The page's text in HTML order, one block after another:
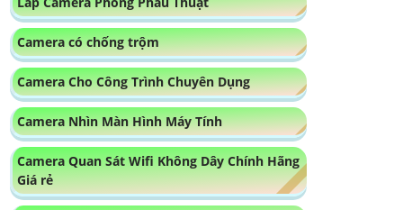
Camera có chống trộm
Camera Cho Công Trình Chuyên Dụng
Camera Nhìn Màn Hình Máy Tính
Camera Quan Sát Wifi Không Dây Chính Hãng
Giá rẻ